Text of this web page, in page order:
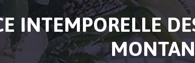
INTEMPORELLE